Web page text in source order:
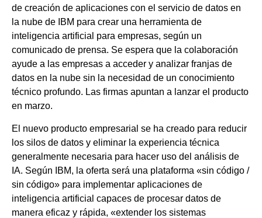
de creación de aplicaciones con el servicio de datos en
la nube de IBM para crear una herramienta de
inteligencia artificial para empresas, según un
comunicado de prensa. Se espera que la colaboración
ayude a las empresas a acceder y analizar franjas de
datos en la nube sin la necesidad de un conocimiento
técnico profundo. Las firmas apuntan a lanzar el producto
en marzo.
El nuevo producto empresarial se ha creado para reducir
los silos de datos y eliminar la experiencia técnica
generalmente necesaria para hacer uso del análisis de
IA. Según IBM, la oferta será una plataforma «sin código /
sin código» para implementar aplicaciones de
inteligencia artificial capaces de procesar datos de
manera eficaz y rápida, «extender los sistemas